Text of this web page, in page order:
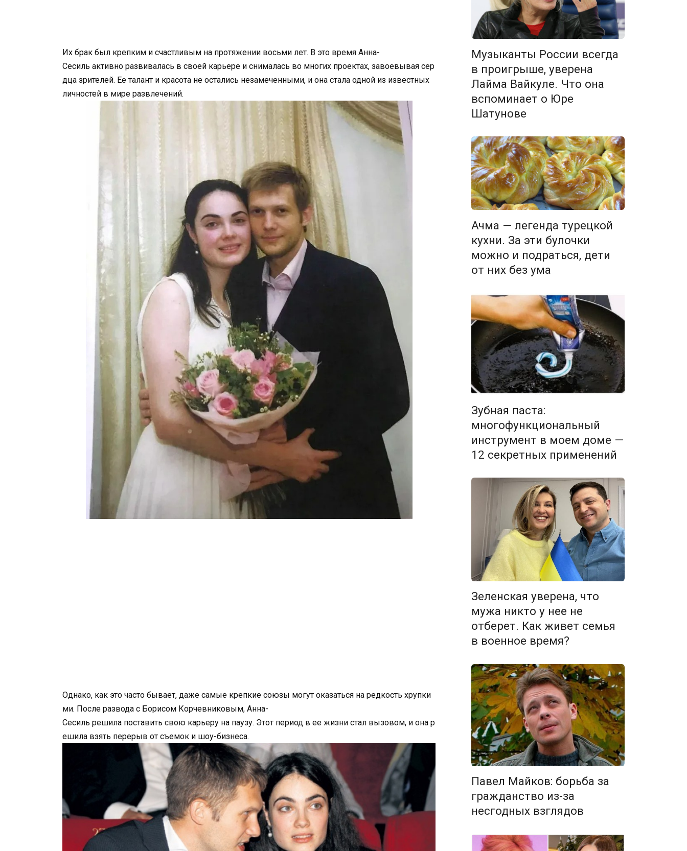
Их брак был крепким и счастливым на протяжении восьми лет. В это время Анна-
Сесиль активно развивалась в своей карьере и снималась во многих проектах, завоевывая сер
дца зрителей. Ее талант и красота не остались незамеченными, и она стала одной из известных
личностей в мире развлечений.
Однако, как это часто бывает, даже самые крепкие союзы могут оказаться на редкость хрупки
ми. После развода с Борисом Корчевниковым, Анна-
Сесиль решила поставить свою карьеру на паузу. Этот период в ее жизни стал вызовом, и она р
ешила взять перерыв от съемок и шоу-бизнеса.
Музыканты России всегда
в проигрыше, уверена
Лайма Вайкуле. Что она
вспоминает о Юре
Шатунове
Ачма — легенда турецкой
кухни. За эти булочки
можно и подраться, дети
от них без ума
Зубная паста:
многофункциональный
инструмент в моем доме —
12 секретных применений
Зеленская уверена, что
мужа никто у нее не
отберет. Как живет семья
в военное время?
Павел Майков: борьба за
гражданство из-за
несгодных взглядов